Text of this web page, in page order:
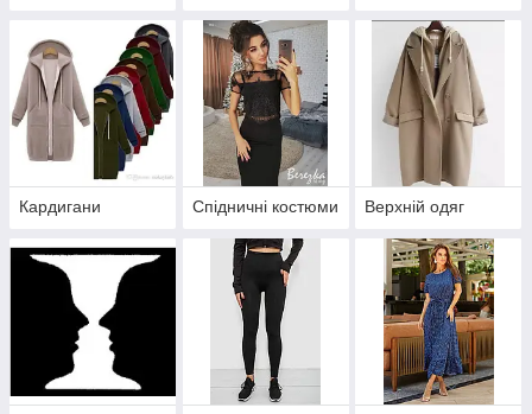
Кардигани Спідничні костюми Верхній одяг